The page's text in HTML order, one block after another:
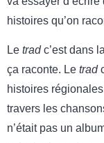
histoires qu’on
Le tradc’est dans
ça raconte. Le trad
histoires
travers les
n’était pas un